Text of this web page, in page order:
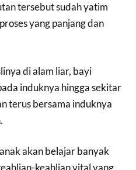
tersebut sudah yatim
yang panjang dan
di alam liar, bayi
induknya hingga sekitar
terus bersama induknya
akan belajar banyak
keahlian vital yang